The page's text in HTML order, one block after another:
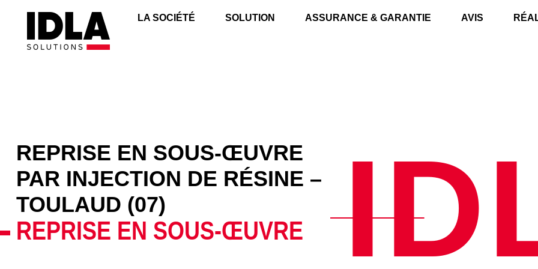
LA SOCIÉTÉ SOLUTION ASSURANCE & GARANTIE AVIS
REPRISE EN SOUS-ŒUVRE
PAR INJECTION DE RÉSINE –
TOULAUD (07)
REPRISE EN SOUS-ŒUVRE